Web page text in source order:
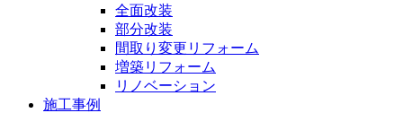
全面改装
部分改装
間取り変更リフォーム
増築リフォーム
リノベーション
施工事例